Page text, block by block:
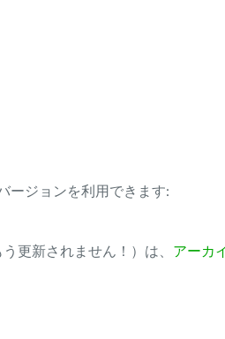
ージョンを利用できます:
更新されません！）は、 アーカ